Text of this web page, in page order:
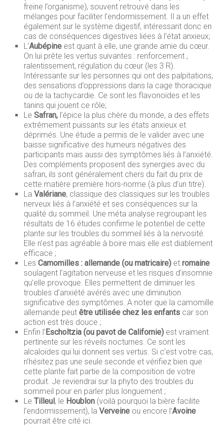
freine l’organisme), souvent retrouvé dans les
mélanges pour faciliter l’endormissement. Il a un effet
également sur le système digestif, intéressant donc en
cas de conséquences digestives liées à l’état anxieux;
L’Aubépine est quant à elle, une grande amie du cœur.
On lui prête les vertus suivantes : renforcement ,
ralentissement, régulation du cœur (les 3 R).
Intéressante sur les personnes qui ont des palpitations,
des sensations d’oppressions dans la cage thoracique
ou de la tachycardie. Ce sont les flavonoïdes et les
tanins qui jouent ce rôle;
LeSafran, l’épice la plus chère du monde, a des effets
extrêmement puissants sur les états anxieux et
déprimés. Une étude a permis de le valider avec une
baisse significative des humeurs négatives des
participants mais aussi des symptômes liés à l’anxiété.
Des compléments proposent des synergies avec du
safran, ils sont généralement chers du fait du prix de
cette matière première hors-norme (à plus d’un titre).
LaValériane, classique des classiques sur les troubles
nerveux liés à l’anxiété et ses conséquences sur la
qualité du sommeil. Une méta analyse regroupant les
résultats de 16 études confirme le potentiel de cette
plante sur les troubles du sommeil liés à la nervosité.
Elle n’est pas agréable à boire mais elle est diablement
efficace ;
LesCamomilles : allemande (ou matricaire) et romaine
soulagent l’agitation nerveuse et les risques d’insomnie
qu’elle provoque. Elles permettent de diminuer les
troubles d’anxiété avérés avec une diminution
significative des symptômes. A noter que la camomille
allemande peutêtre utilisée chez les enfants car son
action est très douce ;
Enfin l’Escholtzia (ou pavot de Californie) est vraiment
pertinente sur les réveils nocturnes. Ce sont les
alcaloïdes qui lui donnent ses vertus. Si c’est votre cas,
n’hésitez pas une seule seconde et vérifiez bien que
cette plante fait partie de la composition de votre
produit. Je reviendrai sur la phyto des troubles du
sommeil pour en parler plus longuement ;
LeTilleul, le Houblon (voilà pourquoi la bière facilite
l’endormissement), la Verveine ou encore l’Avoine
pourrait être cité ici.